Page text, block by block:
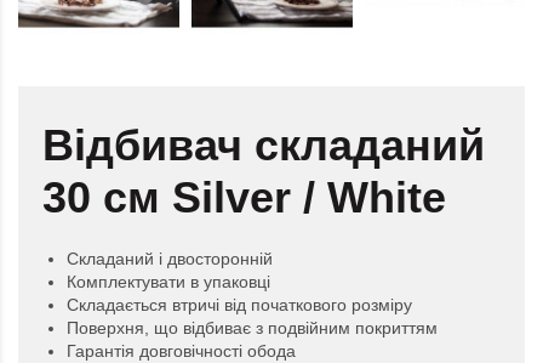
Відбивач складаний
30 см Silver / White
Складаний і двосторонній
Комплектувати в упаковці
Складається втричі від початкового розміру
Поверхня, що відбиває з подвійним покриттям
Гарантія довговічності обода